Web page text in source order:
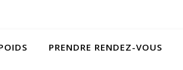
PRENDRE RENDEZ-VOUS